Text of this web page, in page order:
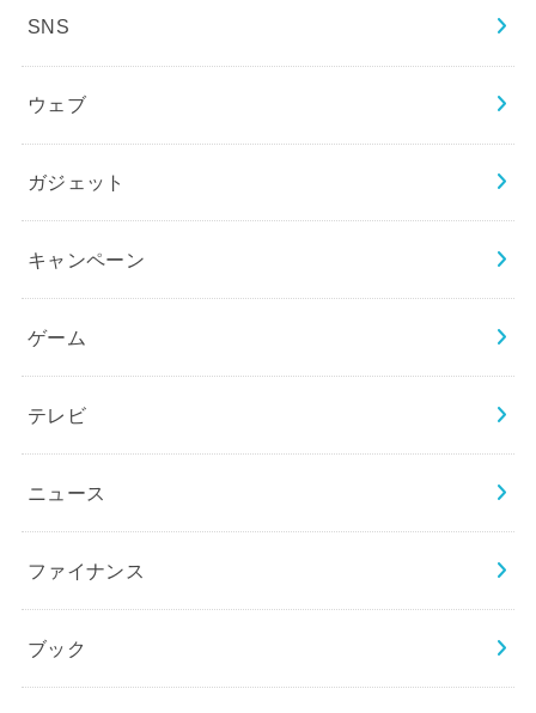
SNS
ウェブ
ガジェット
キャンペーン
ゲーム
テレビ
ニュース
ファイナンス
ブック